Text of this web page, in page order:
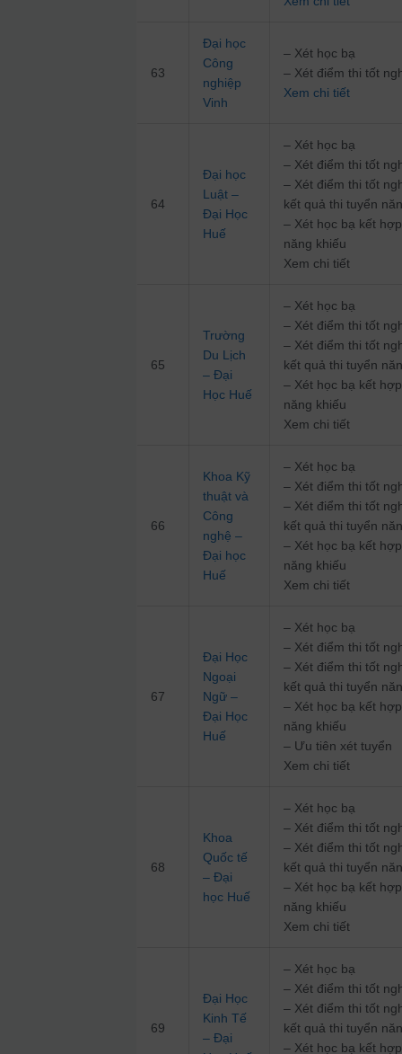
63
Đại học
Công
nghiệp
Vinh
– Xét học bạ
– Xét điểm thi tốt
Xem chi tiết
64
Đại học
Luật –
Đại Học
Huế
– Xét học bạ
– Xét điểm thi tốt
– Xét điểm thi tốt
kết quả thi tuyển
– Xét học bạ kết
năng khiếu
Xem chi tiết
65
Trường
Du Lịch
– Đại
Học Huế
– Xét học bạ
– Xét điểm thi tốt
– Xét điểm thi tốt
kết quả thi tuyển
– Xét học bạ kết
năng khiếu
Xem chi tiết
66
Khoa Kỹ
thuật và
Công
nghệ –
Đại học
Huế
– Xét học bạ
– Xét điểm thi tốt
– Xét điểm thi tốt
kết quả thi tuyển
– Xét học bạ kết
năng khiếu
Xem chi tiết
67
Đại Học
Ngoại
Ngữ –
Đại Học
Huế
– Xét học bạ
– Xét điểm thi tốt
– Xét điểm thi tốt
kết quả thi tuyển
– Xét học bạ kết
năng khiếu
– Ưu tiên xét tuyển
Xem chi tiết
68
Khoa
Quốc tế
– Đại
học Huế
– Xét học bạ
– Xét điểm thi tốt
– Xét điểm thi tốt
kết quả thi tuyển
– Xét học bạ kết
năng khiếu
Xem chi tiết
69
Đại Học
Kinh Tế
– Đại
– Xét học bạ
– Xét điểm thi tốt
– Xét điểm thi tốt
kết quả thi tuyển
– Xét học bạ kết